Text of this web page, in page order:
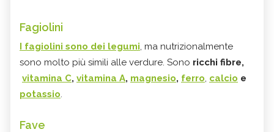
Fagiolini
I fagiolini sono dei legumi, ma nutrizionalmente
sono molto più simili alle verdure. Sono ricchi fibre,
vitamina C, vitamina A, magnesio, ferro, calcio e
potassio.
Fave